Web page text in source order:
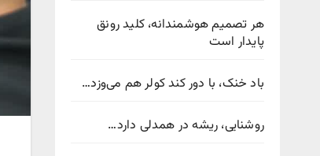
هر تصمیم هوشمندانه، کلید رونق
پایدار است
باد خنک، با دور کند کولر هم می‌وزد…
روشنایی، ریشه در همدلی دارد…